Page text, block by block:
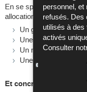
personnel, et
refusés. Des
utilisés à
activés
Consulter
En se spécialisant par
allocation des
Un gain d’efficience
Une harmonisation
Un renforcement de
Une amélioration
Et concrètement ?